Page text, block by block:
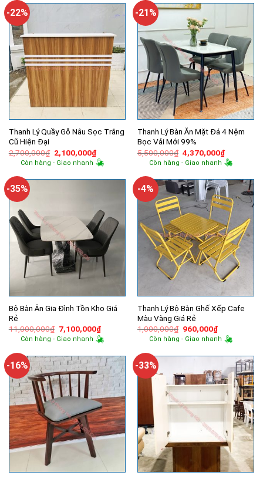
2,700,000₫.
-22%
Thanh Lý Quầy Gỗ Nâu Sọc Trắng
Cũ Hiện Đại
2,700,000₫ Giá
gốc
là:
2,100,000₫Giá
hiện
tại
2,100,000₫.
Còn hàng - Giao nhanh
-21%
Thanh Lý Bàn Ăn Mặt Đá 4 Nệm
Bọc Vải Mới 99%
5,500,000₫ Giá
gốc
là:
4,370,000₫Giá
hiện
tại
Còn hàng - Giao nhanh
-35%
Bộ Bàn Ăn Gia Đình Tồn Kho Giá
Rẻ
11,000,000₫ Giá
gốc
là:
7,100,000₫Giá
hiện
tại
7,100,000₫.
Còn hàng - Giao nhanh
-4%
Thanh Lý Bộ Bàn Ghế Xếp Cafe
Màu Vàng Giá Rẻ
1,000,000₫ Giá
gốc
là:
960,000₫Giá
hiện
tại
960,000₫.
Còn hàng - Giao nhanh
-16% -33%